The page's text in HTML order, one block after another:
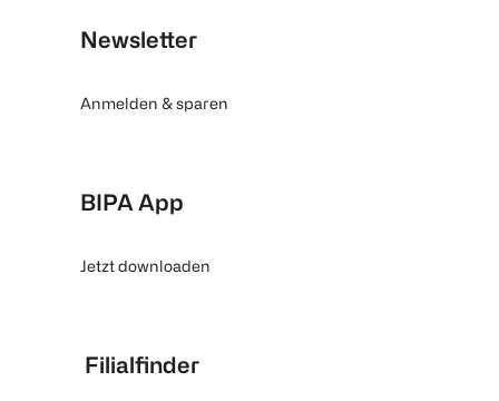
Newsletter
Anmelden & sparen
BIPA App
Jetzt downloaden
Filialfinder